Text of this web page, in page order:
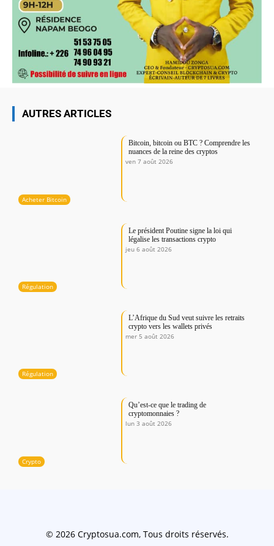
AUTRES ARTICLES
Acheter Bitcoin
Bitcoin, bitcoin ou BTC ? Comprendre les
nuances de la reine des cryptos
ven 7 août 2026
Régulation
Le président Poutine signe la loi qui
légalise les transactions crypto
jeu 6 août 2026
Régulation
L’Afrique du Sud veut suivre les retraits
crypto vers les wallets privés
mer 5 août 2026
Crypto
Qu’est-ce que le trading de
cryptomonnaies ?
lun 3 août 2026
© 2026 Cryptosua.com, Tous droits réservés.